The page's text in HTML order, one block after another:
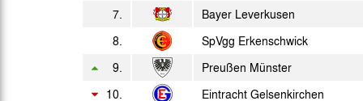
7. Bayer Leverkusen
8. SpVgg Erkenschwick
9. Preußen Münster
10. Eintracht Gelsenkirchen